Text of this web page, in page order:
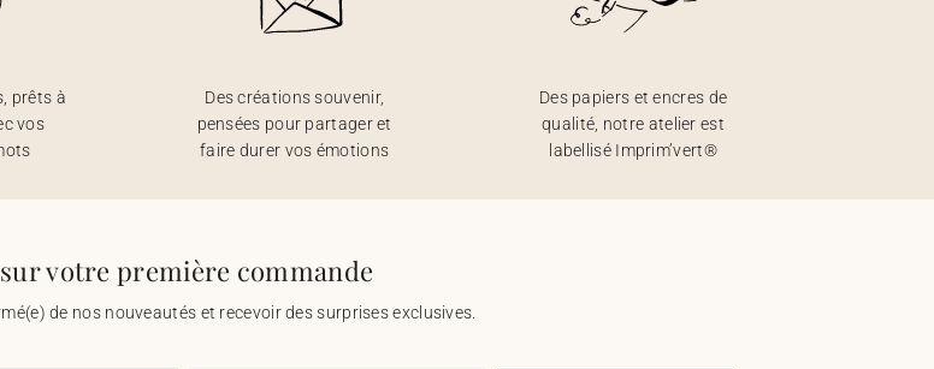
prêts à
vos
Des créations souvenir,
pensées pour partager et
faire durer vos émotions
Des papiers et encres de
qualité, notre atelier est
labellisé Imprim’vert®
votre première commande
de nos nouveautés et recevoir des surprises exclusives.